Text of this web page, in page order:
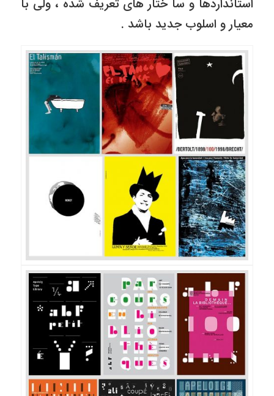
استانداردها و سا ختار های تعریف شده ، ولی با
معیار و اسلوب جدید باشد .